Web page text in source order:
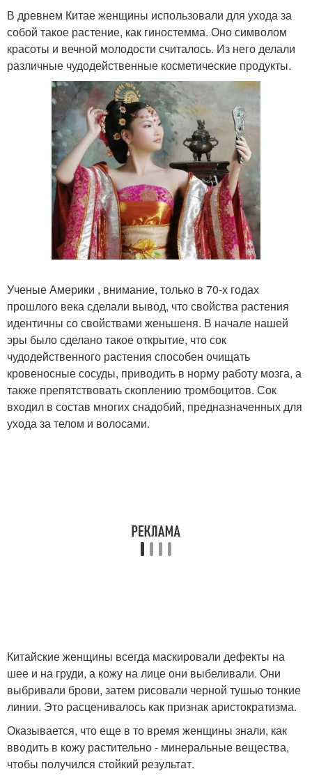
В древнем Китае женщины использовали для ухода за
собой такое растение, как гиностемма. Оно символом
красоты и вечной молодости считалось. Из него делали
различные чудодейственные косметические продукты.
Ученые Америки , внимание, только в 70-х годах
прошлого века сделали вывод, что свойства растения
идентичны со свойствами женьшеня. В начале нашей
эры было сделано такое открытие, что сок
чудодейственного растения способен очищать
кровеносные сосуды, приводить в норму работу мозга, а
также препятствовать скоплению тромбоцитов. Сок
входил в состав многих снадобий, предназначенных для
ухода за телом и волосами.
Китайские женщины всегда маскировали дефекты на
шее и на груди, а кожу на лице они выбеливали. Они
выбривали брови, затем рисовали черной тушью тонкие
линии. Это расценивалось как признак аристократизма.
Оказывается, что еще в то время женщины знали, как
вводить в кожу растительно - минеральные вещества,
чтобы получился стойкий результат.